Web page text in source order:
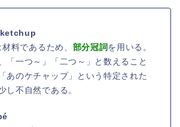
ketchup
料であるため、 部分冠詞 を用いる。
「一つ～」「二つ～」と数えること
あのケチャップ」という特定された
し不自然である。